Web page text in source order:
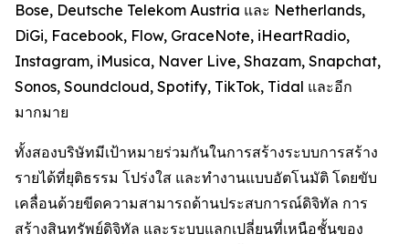
Bose, Deutsche Telekom Austria และ Netherlands,
DiGi, Facebook, Flow, GraceNote, iHeartRadio,
Instagram, iMusica, Naver Live, Shazam, Snapchat,
Sonos, Soundcloud, Spotify, TikTok, Tidal และอีก
มากมาย
ทั้งสองบริษัทมีเป้าหมายร่วมกันในการสร้างระบบการสร้าง
รายได้ที่ยุติธรรม โปร่งใส และทำงานแบบอัตโนมัติ โดยขับ
เคลื่อนด้วยขีดความสามารถด้านประสบการณ์ดิจิทัล การ
สร้างสินทรัพย์ดิจิทัล และระบบแลกเปลี่ยนที่เหนือชั้นของ